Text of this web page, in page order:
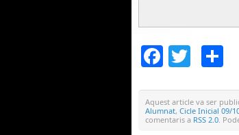
Aquest article va ser
Alumnat, Cicle Inicial 09/
comentaris a RSS 2.0.